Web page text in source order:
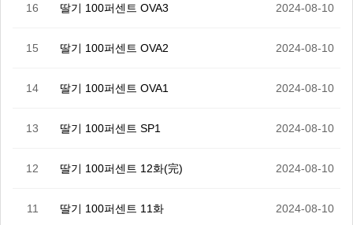
16 딸기 100퍼센트 OVA3 2024-08-10
15 딸기 100퍼센트 OVA2 2024-08-10
14 딸기 100퍼센트 OVA1 2024-08-10
13 딸기 100퍼센트 SP1 2024-08-10
12 딸기 100퍼센트 12화(完) 2024-08-10
11 딸기 100퍼센트 11화 2024-08-10